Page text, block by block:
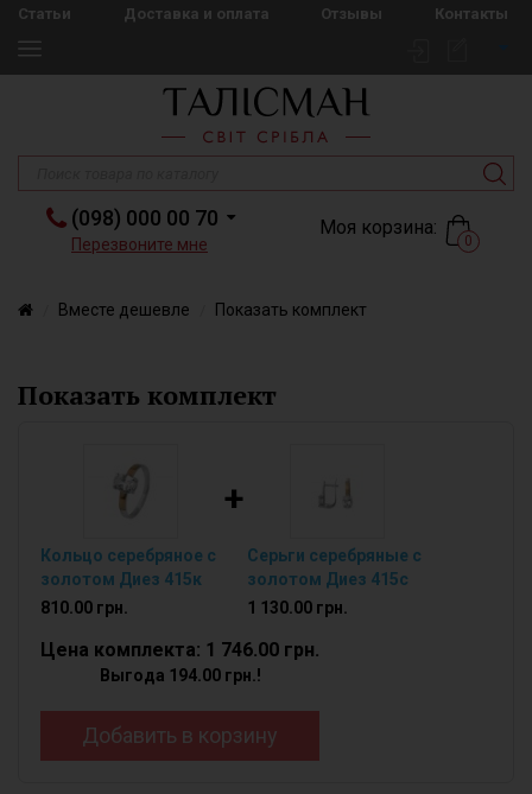
Статьи Доставка и оплата Отзывы Контакты
(098) 000 00 70
Перезвоните мне
Моя корзина:
0
Вместе дешевле Показать комплект
Показать комплект
Кольцо серебряное с
золотом Диез 415к
810.00 грн.
+
Серьги серебряные с
золотом Диез 415с
1 130.00 грн.
Цена комплекта: 1 746.00 грн.
Выгода 194.00 грн.!
Добавить в корзину